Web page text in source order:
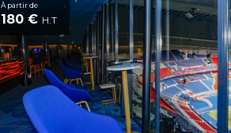
À partir de
180 € H.T